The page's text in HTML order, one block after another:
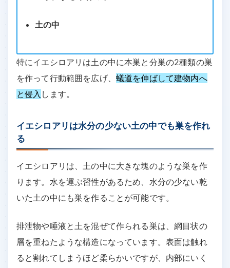
土の中
特にイエシロアリは土の中に本巣と分巣の2種類の巣
を作って行動範囲を広げ、 蟻道を伸ばして建物内へ
と侵入 します。
イエシロアリは水分の少ない土の中でも巣を作れ
る
イエシロアリは、土の中に大きな塊のような巣を作
ります。水を運ぶ習性があるため、水分の少ない乾
いた土の中にも巣を作ることが可能です。
排泄物や唾液と土を混ぜて作られる巣は、網目状の
層を重ねたような構造になっています。表面は触れ
ると割れてしまうほど柔らかいですが、内部にいく